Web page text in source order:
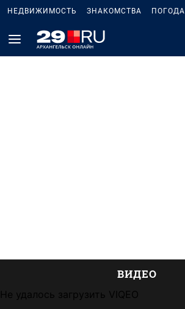
НЕДВИЖИМОСТЬ ЗНАКОМСТВА ПОГОДА
ВИДЕО
Не удалось загрузить VIQEO